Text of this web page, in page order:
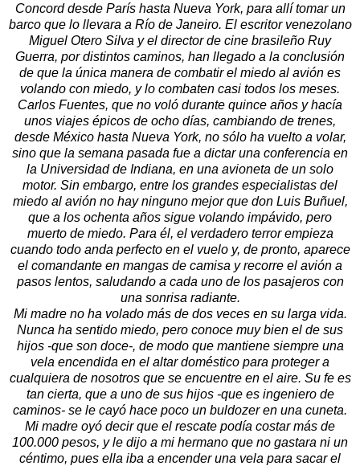
Concord desde París hasta Nueva York, para allí tomar un
barco que lo llevara a Río de Janeiro. El escritor venezolano
Miguel Otero Silva y el director de cine brasileño Ruy
Guerra, por distintos caminos, han llegado a la conclusión
de que la única manera de combatir el miedo al avión es
volando con miedo, y lo combaten casi todos los meses.
Carlos Fuentes, que no voló durante quince años y hacía
unos viajes épicos de ocho días, cambiando de trenes,
desde México hasta Nueva York, no sólo ha vuelto a volar,
sino que la semana pasada fue a dictar una conferencia en
la Universidad de Indiana, en una avioneta de un solo
motor. Sin embargo, entre los grandes especialistas del
miedo al avión no hay ninguno mejor que don Luis Buñuel,
que a los ochenta años sigue volando impávido, pero
muerto de miedo. Para él, el verdadero terror empieza
cuando todo anda perfecto en el vuelo y, de pronto, aparece
el comandante en mangas de camisa y recorre el avión a
pasos lentos, saludando a cada uno de los pasajeros con
una sonrisa radiante.
Mi madre no ha volado más de dos veces en su larga vida.
Nunca ha sentido miedo, pero conoce muy bien el de sus
hijos -que son doce-, de modo que mantiene siempre una
vela encendida en el altar doméstico para proteger a
cualquiera de nosotros que se encuentre en el aire. Su fe es
tan cierta, que a uno de sus hijos -que es ingeniero de
caminos- se le cayó hace poco un buldozer en una cuneta.
Mi madre oyó decir que el rescate podía costar más de
100.000 pesos, y le dijo a mi hermano que no gastara ni un
céntimo, pues ella iba a encender una vela para sacar el